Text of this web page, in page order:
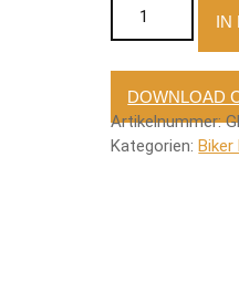
IN
DOWNLOAD
Artikelnummer:
Kategorien:Biker